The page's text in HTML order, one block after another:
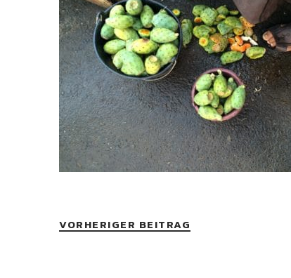
VORHERIGER BEITRAG